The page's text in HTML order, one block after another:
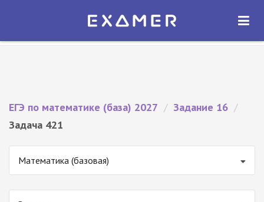
Экзамер — ЕГЭ 2027
ОТКРЫТЬ
ЕГЭ по математике (база) 2027 / Задание 16 /
Задача 421
Математика (базовая)